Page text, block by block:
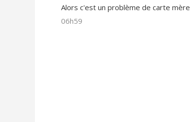
Alors c'est un problème de carte mère
06h59